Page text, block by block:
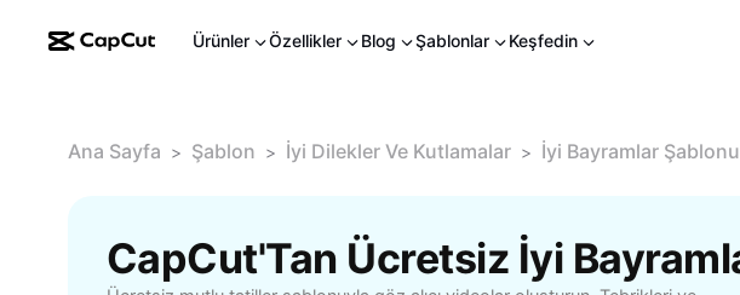
Ürünler Özellikler Blog Şablonlar Keşfedin
Ana Sayfa > Şablon > İyi Dilekler Ve Kutlamalar > İyi Bayramlar Şablonu